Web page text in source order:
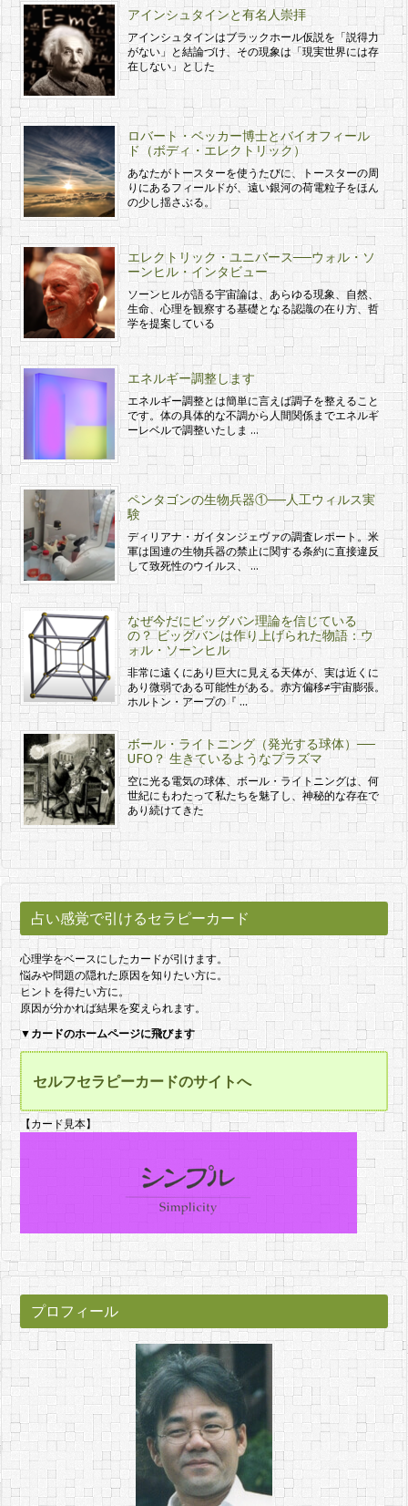
アインシュタインと有名人崇拝
アインシュタインはブラックホール仮説を「説得力
がない」と結論づけ、その現象は「現実世界には存
在しない」とした
ロバート・ベッカー博士とバイオフィール
ド（ボディ・エレクトリック）
あなたがトースターを使うたびに、トースターの周
りにあるフィールドが、遠い銀河の荷電粒子をほん
の少し揺さぶる。
エレクトリック・ユニバース──ウォル・ソ
ーンヒル・インタビュー
ソーンヒルが語る宇宙論は、あらゆる現象、自然、
生命、心理を観察する基礎となる認識の在り方、哲
学を提案している
エネルギー調整します
エネルギー調整とは簡単に言えば調子を整えること
です。体の具体的な不調から人間関係までエネルギ
ーレベルで調整いたしま …
ペンタゴンの生物兵器①──人工ウィルス実
験
ディリアナ・ガイタンジェヴァの調査レポート。米
軍は国連の生物兵器の禁止に関する条約に直接違反
して致死性のウイルス、 …
なぜ今だにビッグバン理論を信じている
の？ ビッグバンは作り上げられた物語：ウ
ォル・ソーンヒル
非常に遠くにあり巨大に見える天体が、実は近くに
あり微弱である可能性がある。赤方偏移≠宇宙膨張。
ホルトン・アープの『 …
ボール・ライトニング（発光する球体）──
UFO？ 生きているようなプラズマ
空に光る電気の球体、ボール・ライトニングは、何
世紀にもわたって私たちを魅了し、神秘的な存在で
あり続けてきた
占い感覚で引けるセラピーカード
心理学をベースにしたカードが引けます。
悩みや問題の隠れた原因を知りたい方に。
ヒントを得たい方に。
原因が分かれば結果を変えられます。
▼カードのホームページに飛びます
セルフセラピーカードのサイトへ
【カード見本】
プロフィール